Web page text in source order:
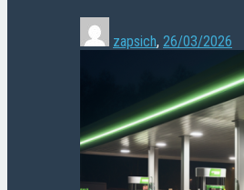
zapsich, 26/03/2026